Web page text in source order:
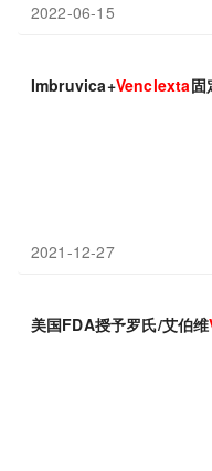
2022-06-15
Imbruvica+Venclexta
2021-12-27
美国FDA授予罗氏/艾伯维